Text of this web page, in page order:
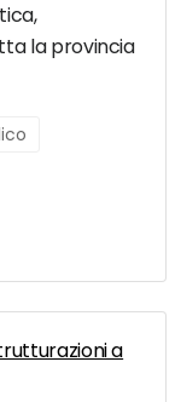
la provincia
a